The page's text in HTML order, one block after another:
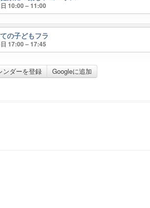
10:00 – 11:00
の子どもフラ
17:00 – 17:45
ンダーを登録 Googleに追加